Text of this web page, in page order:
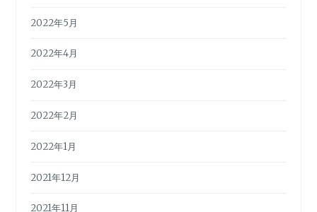
2022年5月
2022年4月
2022年3月
2022年2月
2022年1月
2021年12月
2021年11月